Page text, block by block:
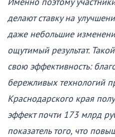
Именно поэтому
делают ставку на
даже небольшие
ощутимый результат.
свою эффективность:
бережливых технологий
Краснодарского края
эффект почти 173 млрд
показатель того, что